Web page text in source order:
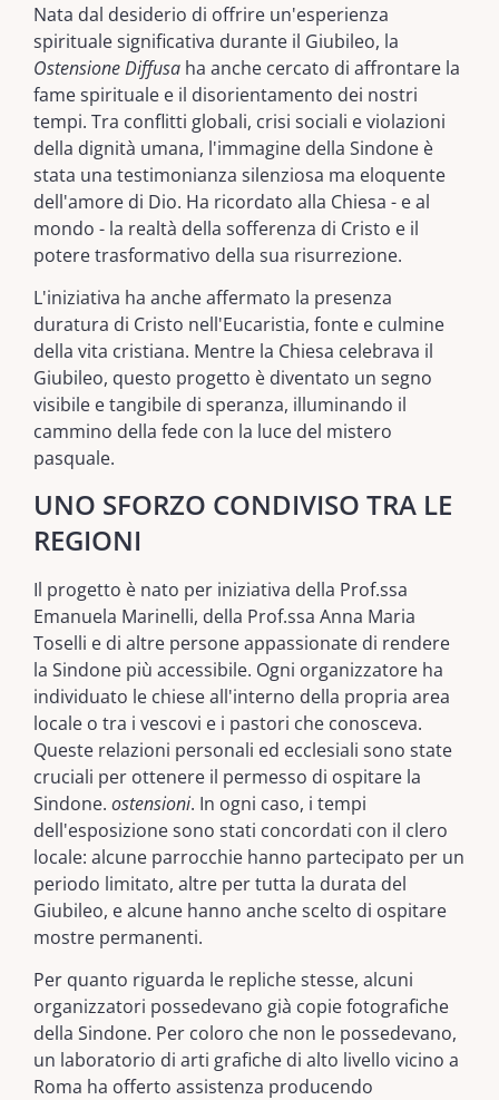
Nata dal desiderio di offrire un'esperienza
spirituale significativa durante il Giubileo, la
Ostensione Diffusa ha anche cercato di affrontare la
fame spirituale e il disorientamento dei nostri
tempi. Tra conflitti globali, crisi sociali e violazioni
della dignità umana, l'immagine della Sindone è
stata una testimonianza silenziosa ma eloquente
dell'amore di Dio. Ha ricordato alla Chiesa - e al
mondo - la realtà della sofferenza di Cristo e il
potere trasformativo della sua risurrezione.
L'iniziativa ha anche affermato la presenza
duratura di Cristo nell'Eucaristia, fonte e culmine
della vita cristiana. Mentre la Chiesa celebrava il
Giubileo, questo progetto è diventato un segno
visibile e tangibile di speranza, illuminando il
cammino della fede con la luce del mistero
pasquale.
UNO SFORZO CONDIVISO TRA LE
REGIONI
Il progetto è nato per iniziativa della Prof.ssa
Emanuela Marinelli, della Prof.ssa Anna Maria
Toselli e di altre persone appassionate di rendere
la Sindone più accessibile. Ogni organizzatore ha
individuato le chiese all'interno della propria area
locale o tra i vescovi e i pastori che conosceva.
Queste relazioni personali ed ecclesiali sono state
cruciali per ottenere il permesso di ospitare la
Sindone. ostensioni. In ogni caso, i tempi
dell'esposizione sono stati concordati con il clero
locale: alcune parrocchie hanno partecipato per un
periodo limitato, altre per tutta la durata del
Giubileo, e alcune hanno anche scelto di ospitare
mostre permanenti.
Per quanto riguarda le repliche stesse, alcuni
organizzatori possedevano già copie fotografiche
della Sindone. Per coloro che non le possedevano,
un laboratorio di arti grafiche di alto livello vicino a
Roma ha offerto assistenza producendo